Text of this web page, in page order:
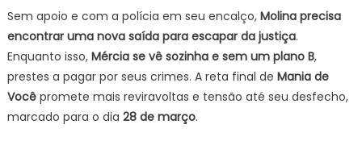
Sem apoio e com a polícia em seu encalço, Molina precisa
encontrar uma nova saída para escapar da justiça.
Enquanto isso, Mércia se vê sozinha e sem um plano B,
prestes a pagar por seus crimes. A reta final de Mania de
Vocêpromete mais reviravoltas e tensão até seu desfecho,
marcado para o dia 28 de março.